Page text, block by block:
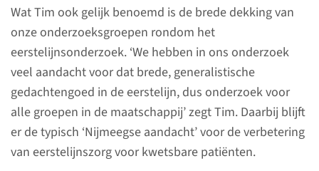
Wat Tim ook gelijk benoemd is de brede dekking van
onze onderzoeksgroepen rondom het
eerstelijnsonderzoek. ‘We hebben in ons onderzoek
veel aandacht voor dat brede, generalistische
gedachtengoed in de eerstelijn, dus onderzoek voor
alle groepen in de maatschappij’ zegt Tim. Daarbij blijft
er de typisch ‘Nijmeegse aandacht’ voor de verbetering
van eerstelijnszorg voor kwetsbare patiënten.
vormgeven van geïntegreerde
zorg. Samen met anderen
werken we aan mensgerichte,
houdbare en duurzame
oplossingen voor belangrijke
vraagstukken voor de zorg van
morgen en aan blijvende
inzetbaarheid van onze